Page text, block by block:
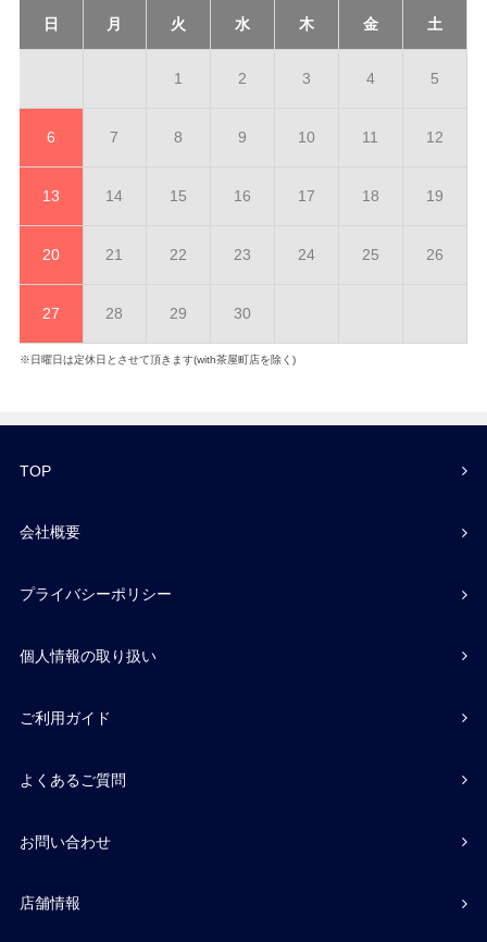
日 月 火 水 木 金 土
1 2 3 4 5
6 7 8 9 10 11 12
13 14 15 16 17 18 19
20 21 22 23 24 25 26
27 28 29 30
※日曜日は定休日とさせて頂きます(with茶屋町店を除く)
TOP
会社概要
プライバシーポリシー
個人情報の取り扱い
ご利用ガイド
よくあるご質問
お問い合わせ
店舗情報